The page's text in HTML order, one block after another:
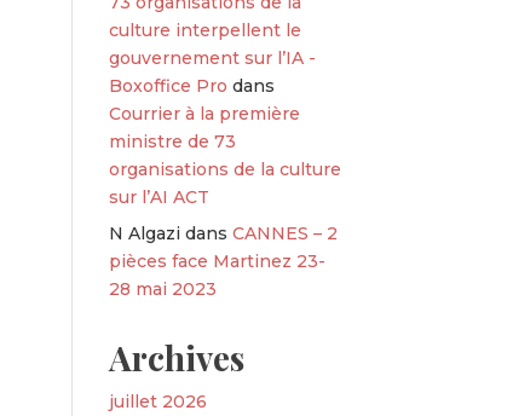
culture interpellent le
gouvernement sur l’IA -
Boxoffice Pro dans
Courrier à la première
ministre de 73
organisations de la culture
sur l’AI ACT
N Algazi dansCANNES – 2
pièces face Martinez 23-
28 mai 2023
Archives
juillet 2026